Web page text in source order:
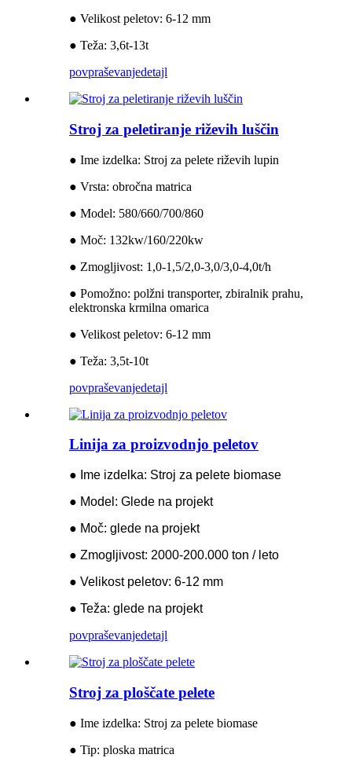
● Velikost peletov: 6-12 mm
● Teža: 3,6t-13t
povpraševanjedetajl
Stroj za peletiranje riževih luščin
● Ime izdelka: Stroj za pelete riževih lupin
● Vrsta: obročna matrica
● Model: 580/660/700/860
● Moč: 132kw/160/220kw
● Zmogljivost: 1,0-1,5/2,0-3,0/3,0-4,0t/h
● Pomožno: polžni transporter, zbiralnik prahu,
elektronska krmilna omarica
● Velikost peletov: 6-12 mm
● Teža: 3,5t-10t
povpraševanjedetajl
Linija za proizvodnjo peletov
● Ime izdelka: Stroj za pelete biomase
● Model: Glede na projekt
● Moč: glede na projekt
● Zmogljivost: 2000-200.000 ton / leto
● Velikost peletov: 6-12 mm
● Teža: glede na projekt
povpraševanjedetajl
Stroj za ploščate pelete
● Ime izdelka: Stroj za pelete biomase
● Tip: ploska matrica